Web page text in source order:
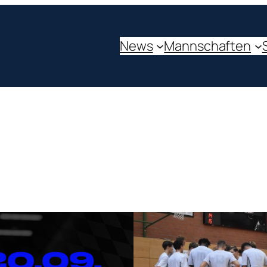
News Mannschaften